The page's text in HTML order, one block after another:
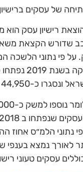
של עסקים
רישיון עסק הוא
שדורש הקצאת
פי נתוני הלשכה
ונסגרו כ-44,950
ועל פי נתוני הלמ״ס אחוז
לאורך נמצא בענפי
עסקים טעוני